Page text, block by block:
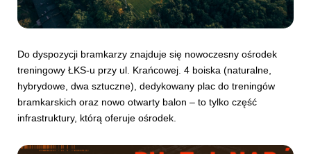
Do dyspozycji bramkarzy znajduje się nowoczesny ośrodek
treningowy ŁKS-u przy ul. Krańcowej. 4 boiska (naturalne,
hybrydowe, dwa sztuczne), dedykowany plac do treningów
bramkarskich oraz nowo otwarty balon – to tylko część
infrastruktury, którą oferuje ośrodek.